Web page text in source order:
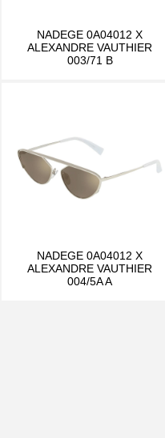
NADEGE 0A04012 X
ALEXANDRE VAUTHIER
003/71 B
NADEGE 0A04012 X
ALEXANDRE VAUTHIER
004/5A A